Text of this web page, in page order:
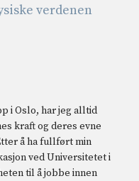
verdenen
i Oslo, har jeg alltid
kraft og deres evne
å ha fullført min
ved Universitetet i
til å jobbe innen